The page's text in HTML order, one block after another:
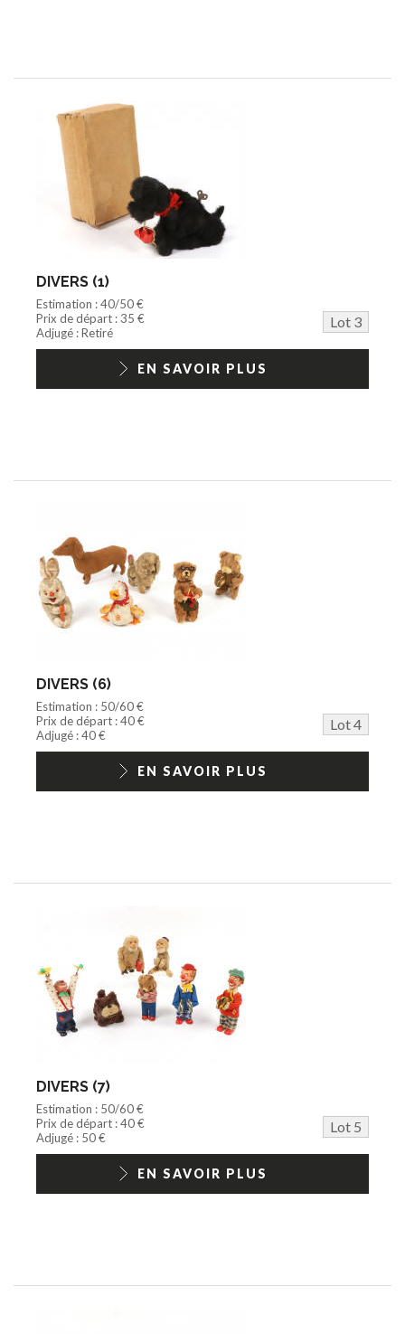
DIVERS (1)
Estimation : 40/50 €
Prix de départ : 35 €
Lot 3
Adjugé : Retiré
EN SAVOIR PLUS
DIVERS (6)
Estimation : 50/60 €
Prix de départ : 40 €
Lot 4
Adjugé : 40 €
EN SAVOIR PLUS
DIVERS (7)
Estimation : 50/60 €
Prix de départ : 40 €
Lot 5
Adjugé : 50 €
EN SAVOIR PLUS